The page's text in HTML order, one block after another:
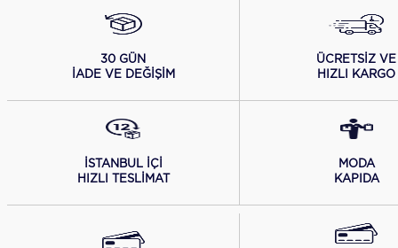
30 GÜN
İADE VE DEĞİŞİM
ÜCRETSİZ VE
HIZLI KARGO
İSTANBUL İÇİ
HIZLI TESLİMAT
MODA
KAPIDA